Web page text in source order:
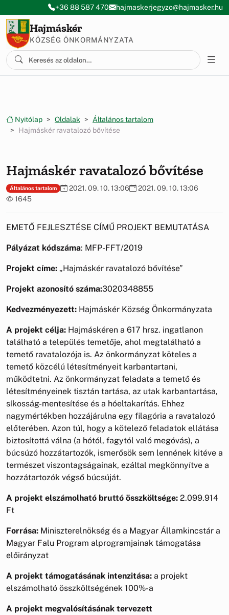
Ugrás a menüre
Ugrás a tartalomra
+36 88 587 470 hajmaskerjegyzo@hajmasker.hu
Hajmáskér
KÖZSÉG ÖNKORMÁNYZATA
Nyitólap Oldalak
Általános tartalom
Hajmáskér ravatalozó bővítése
Hajmáskér ravatalozó bővítése
Általános tartalom 2021. 09. 10. 13:06
2021. 09. 10. 13:06
1645
EMETŐ FEJLESZTÉSE CÍMŰ PROJEKT BEMUTATÁSA
Pályázat kódszáma: MFP-FFT/2019
Projekt címe: „Hajmáskér ravatalozó bővítése”
Projekt azonosító száma:3020348855
Kedvezményezett: Hajmáskér Község Önkormányzata
A projekt célja: Hajmáskéren a 617 hrsz. ingatlanon
található a település temetője, ahol megtalálható a
temető ravatalozója is. Az önkormányzat köteles a
temető közcélú létesítményeit karbantartani,
működtetni. Az önkormányzat feladata a temető és
létesítményeinek tisztán tartása, az utak karbantartása,
síkosság-mentesítése és a hóeltakarítás. Ehhez
nagymértékben hozzájárulna egy filagória a ravatalozó
előterében. Azon túl, hogy a kötelező feladatok ellátása
biztosítottá válna (a hótól, fagytól való megóvás), a
búcsúzó hozzátartozók, ismerősök sem lennének kitéve a
természet viszontagságainak, ezáltal megkönnyítve a
hozzátartozók végső búcsúját.
A projekt elszámolható bruttó összköltsége: 2.099.914
Ft
Forrása: Miniszterelnökség és a Magyar Államkincstár a
Magyar Falu Program alprogramjainak támogatása
előirányzat
A projekt támogatásának intenzitása: a projekt
elszámolható összköltségének 100%-a
A projekt megvalósításának tervezett